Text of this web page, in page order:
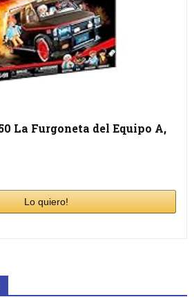
La Furgoneta del Equipo A,
Lo quiero!